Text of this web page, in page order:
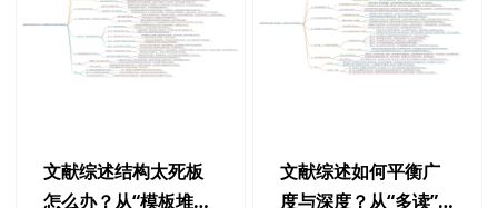
文献综述结构太死板
怎么办？从“模板堆
文献综述如何平衡广
度与深度？从“多读”